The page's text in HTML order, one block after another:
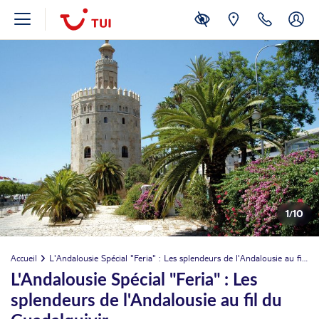
1/10
Accueil L'Andalousie Spécial "Feria" : Les splendeurs de l'Andalousie au fil du Guadalquivir
L'Andalousie Spécial "Feria" : Les
splendeurs de l'Andalousie au fil du